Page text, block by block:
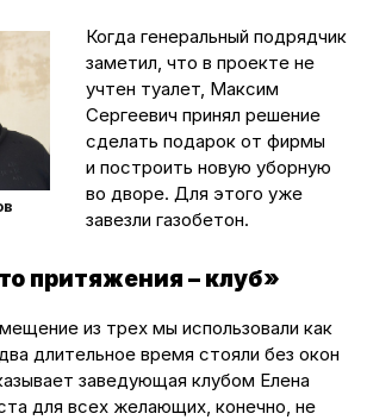
Когда генеральный подрядчик
заметил, что в проекте не
учтен туалет, Максим
Сергеевич принял решение
сделать подарок от фирмы
и построить новую уборную
во дворе. Для этого уже
завезли газобетон.
притяжения – клуб»
из трех мы использовали как
длительное время стояли без окон
заведующая клубом Елена
для всех желающих, конечно, не